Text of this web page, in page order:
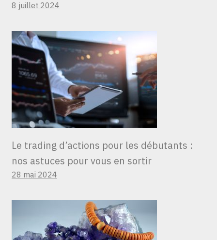
8 juillet 2024
Le trading d’actions pour les débutants :
nos astuces pour vous en sortir
28 mai 2024